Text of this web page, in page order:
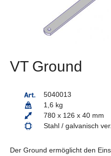
VT Ground
5040013
1,6 kg
780 x 126 x 40 mm
Stahl / galvanisch
Der Ground ermöglicht den